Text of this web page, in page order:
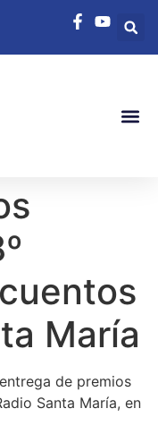
María
de premios
Santa María, en